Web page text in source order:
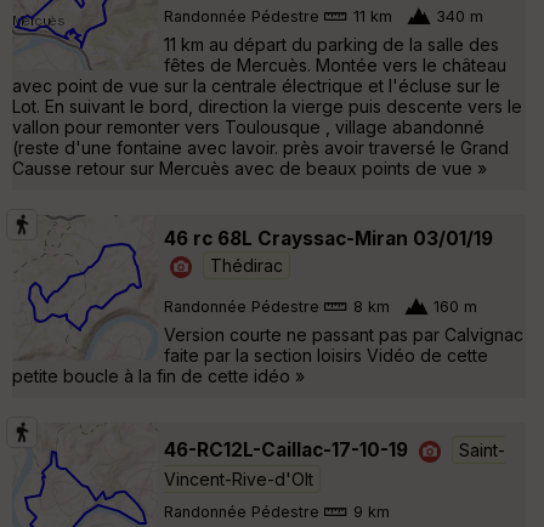
Randonnée Pédestre 11 km 340 m
11 km au départ du parking de la salle des
fêtes de Mercuès. Montée vers le château
avec point de vue sur la centrale électrique et l'écluse sur le
Lot. En suivant le bord, direction la vierge puis descente vers le
vallon pour remonter vers Toulousque , village abandonné
(reste d'une fontaine avec lavoir. près avoir traversé le Grand
Causse retour sur Mercuès avec de beaux points de vue »
46 rc 68L Crayssac-Miran 03/01/19
Thédirac
Randonnée Pédestre 8 km 160 m
Version courte ne passant pas par Calvignac
faite par la section loisirs Vidéo de cette
petite boucle à la fin de cette idéo »
46-RC12L-Caillac-17-10-19
Saint-
Vincent-Rive-d'Olt
Randonnée Pédestre 9 km